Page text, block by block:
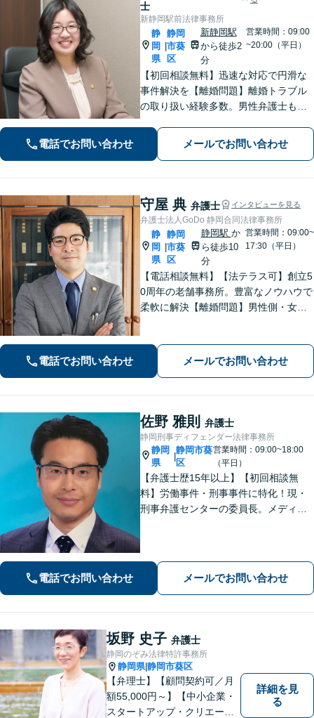
士
新静岡駅前法律事務所
静
岡
県
静岡
市葵
区
新静岡駅
から徒歩2
分
営業時間：09:00
~20:00（平日）
【初回相談無料】迅速な対応で円滑な
事件解決を【離婚問題】離婚トラブル
の取り扱い経験多数。男性弁護士も在
イス【相続問題】全国出張も対応。関
連士業とも連携し、満足度の高い相続
電話でお問い合わせ メールでお問い合わせ
守屋 典 弁護士 インタビューを見る
弁護士法人GoDo 静岡合同法律事務所
静
岡
県
|
静岡
市葵
区
静岡駅 か
ら徒歩10
分
営業時間：09:00~
17:30（平日）
【電話相談無料】【法テラス可】創立5
0周年の老舗事務所。豊富なノウハウで
柔軟に解決【離婚問題】男性側・女性
対応【借金・債務整理】個人・法人と
もに相談可【静岡駅10分】
電話でお問い合わせ メールでお問い合わせ
佐野 雅則 弁護士
静岡刑事ディフェンダー法律事務所
静岡
県
静岡市葵
区
営業時間：09:00~18:00
（平日）
【弁護士歴15年以上】【初回相談無
料】労働事件・刑事事件に特化！現・
刑事弁護センターの委員長。メディア
す。地域密着型の法律事務所
電話でお問い合わせ メールでお問い合わせ
坂野 史子 弁護士
静岡のぞみ法律特許事務所
静岡県|静岡市葵区
【弁理士】【顧問契約可／月
額55,000円～】【中小企業・
スタートアップ・クリエータ
詳細を見
る